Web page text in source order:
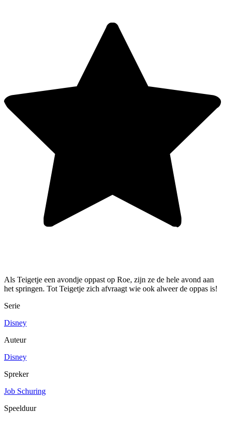
Als Teigetje een avondje oppast op Roe, zijn ze de hele avond aan
het springen. Tot Teigetje zich afvraagt wie ook alweer de oppas is!
Serie
Disney
Auteur
Disney
Spreker
Job Schuring
Speelduur